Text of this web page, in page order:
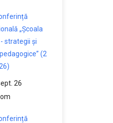
„Școala
strategii și
(2
26